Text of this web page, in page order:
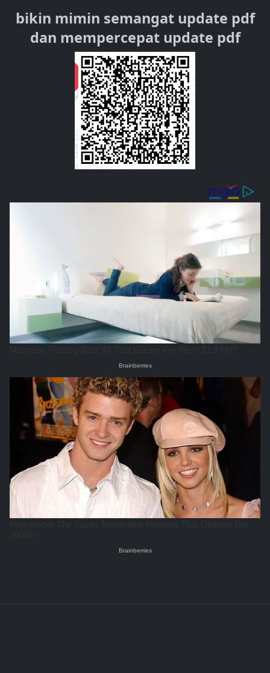
bikin mimin semangat update pdf
dan mempercepat update pdf